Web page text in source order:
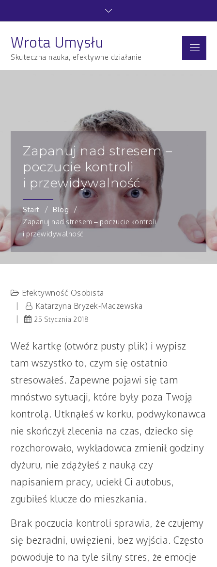
Wrota Umysłu
Skuteczna nauka, efektywne działanie
Menu
Zapanuj nad stresem –
poczucie kontroli
i przewidywalność
Start
Blog
Zapanuj nad stresem – poczucie kontroli
i przewidywalność
Efektywność Osobista
Katarzyna Bryzek-Maczewska
25 Stycznia 2018
Weź kartkę (otwórz pusty plik) i wypisz
tam wszystko to, czym się ostatnio
stresowałeś. Zapewne pojawi się tam
mnóstwo sytuacji, które były poza Twoją
kontrolą. Utknąłeś w korku, podwykonawca
nie skończył zlecenia na czas, dziecko się
rozchorowało, wykładowca zmienił godziny
dyżuru, nie zdążyłeś z nauką czy
napisaniem pracy, uciekł Ci autobus,
zgubiłeś klucze do mieszkania.
Brak poczucia kontroli sprawia, że czujemy
się bezradni, uwięzieni, bez wyjścia. Często
powoduje to na tyle silny stres, że emocje